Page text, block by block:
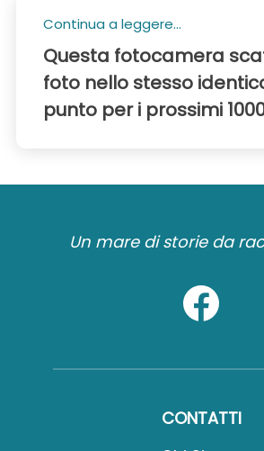
Continua a leggere...
Questa fotocamera
foto nello stesso
punto per i prossimi
Un mare di storie da
CONTATTI